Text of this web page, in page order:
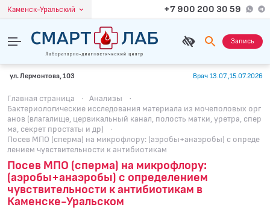
Каменск-Уральский +7 900 200 30 59
Запись
ул. Лермонтова, 103 Врач 13.07.,15.07.2026
Главная страница · Анализы
·
Бактериологические исследования материала из мочеполовых орг
анов (влагалище, цервикальный канал, полость матки, уретра, спер
ма, секрет простаты и др)
·
Посев МПО (сперма) на микрофлору: (аэробы+анаэробы) с опреде
лением чувствительности к антибиотикам
Посев МПО (сперма) на микрофлору:
(аэробы+анаэробы) с определением
чувствительности к антибиотикам в
Каменске-Уральском